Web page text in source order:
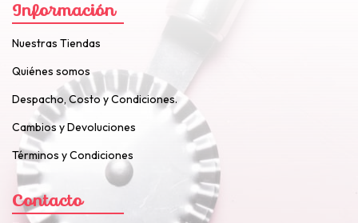
Información
Nuestras Tiendas
Quiénes somos
Despacho, Costo y Condiciones.
Cambios y Devoluciones
Términos y Condiciones
Contacto